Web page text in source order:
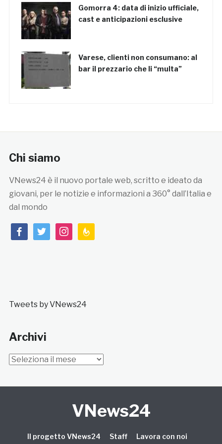
Gomorra 4: data di inizio ufficiale,
cast e anticipazioni esclusive
Varese, clienti non consumano: al
bar il prezzario che li “multa”
Chi siamo
VNews24 è il nuovo portale web, scritto e ideato da
giovani, per le notizie e informazioni a 360° dall’Italia e
dal mondo
facebooktwitterinstagramfeedburner
Tweets by VNews24
Archivi
Archivi
VNews24
Il progetto VNews24 Staff Lavora con noi